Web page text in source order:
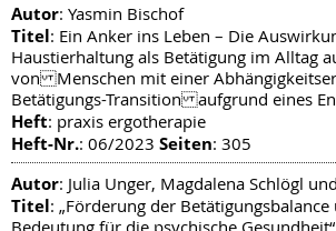
Autor: Yasmin Bischof
Titel: Ein Anker ins Leben – Die
Haustierhaltung als Betätigung im Alltag
von Menschen mit einer
Betätigungs-Transition aufgrund eines
Heft: praxis ergotherapie
Heft-Nr.: 06/2023 Seiten: 305
Autor: Julia Unger, Magdalena Schlögl
Titel: „Förderung der Betätigungsbalance